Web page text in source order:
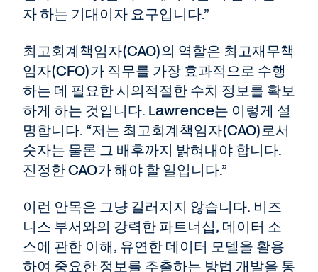
자 하는 기대이자 요구입니다.”
최고회계책임자(CAO)의 역할은 최고재무책
임자(CFO)가 직무를 가장 효과적으로 수행
하는 데 필요한 시의적절한 수치 정보를 확보
하게 하는 것입니다. Lawrence는 이렇게 설
명합니다. “저는 최고회계책임자(CAO)로서
숫자는 물론 그 배후까지 밝혀내야 합니다.
진정한 CAO가 해야 할 일입니다.”
이런 안목은 그냥 길러지지 않습니다. 비즈
니스 부서와의 강력한 파트너십, 데이터 소
스에 관한 이해, 유연한 데이터 모델을 활용
하여 중요한 정보를 추출하는 방법 개발을 통